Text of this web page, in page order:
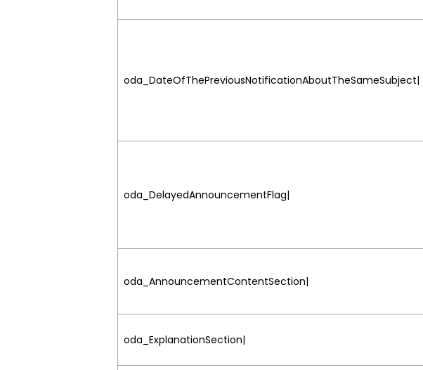
oda_DateOfThePreviousNotificationAboutTheSameSubject|
oda_DelayedAnnouncementFlag|
oda_AnnouncementContentSection|
oda_ExplanationSection|